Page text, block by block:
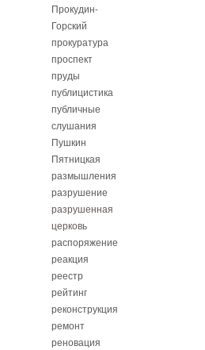
Прокудин-
Горский
прокуратура
проспект
пруды
публицистика
публичные
слушания
Пушкин
Пятницкая
размышления
разрушение
разрушенная
церковь
распоряжение
реакция
реестр
рейтинг
реконструкция
ремонт
реновация